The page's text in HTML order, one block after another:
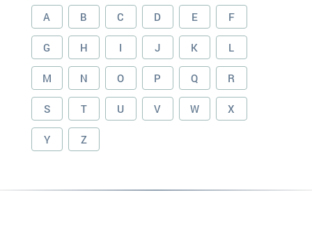
A B C D E F
G H I J K L
M N O P Q R
S T U V W X
Y Z